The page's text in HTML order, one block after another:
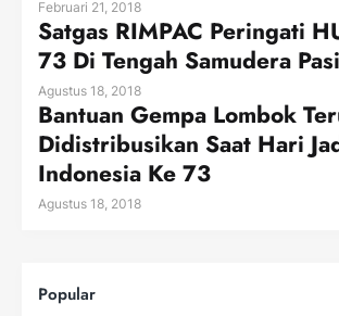
Februari 21, 2018
Satgas RIMPAC Peringati
73 Di Tengah Samudera
Agustus 18, 2018
Bantuan Gempa Lombok
Didistribusikan Saat Hari
Indonesia Ke 73
Agustus 18, 2018
Popular